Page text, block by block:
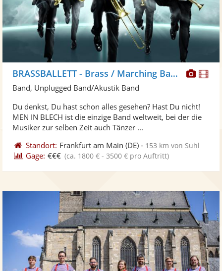
Fotos
BRASSBALLETT - Brass / Marching Band/ Walkact, Blaskapelle
Band, Unplugged Band/Akustik Band
Du denkst, Du hast schon alles gesehen? Hast Du nicht!
MEN IN BLECH ist die einzige Band weltweit, bei der die
Musiker zur selben Zeit auch Tänzer ...
Standort: Frankfurt am Main (DE) - 153 km von Suhl
Gage: €€€ (ca. 1800 € - 3500 € pro Auftritt)